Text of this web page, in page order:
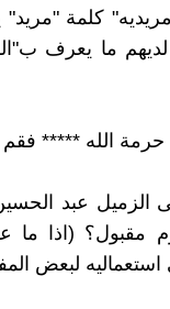
كلمة "مريد"
ما يعرف
الله ***** فقم
الزميل عبد
مقبول؟ (اذا
لبعض